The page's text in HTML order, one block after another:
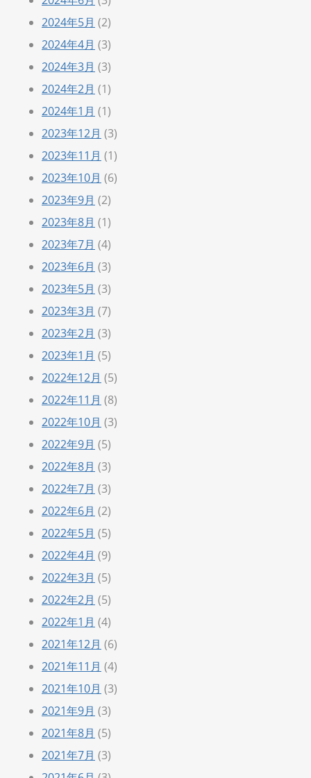
2024年5月 (2)
2024年4月 (3)
2024年3月 (3)
2024年2月 (1)
2024年1月 (1)
2023年12月 (3)
2023年11月 (1)
2023年10月 (6)
2023年9月 (2)
2023年8月 (1)
2023年7月 (4)
2023年6月 (3)
2023年5月 (3)
2023年3月 (7)
2023年2月 (3)
2023年1月 (5)
2022年12月 (5)
2022年11月 (8)
2022年10月 (3)
2022年9月 (5)
2022年8月 (3)
2022年7月 (3)
2022年6月 (2)
2022年5月 (5)
2022年4月 (9)
2022年3月 (5)
2022年2月 (5)
2022年1月 (4)
2021年12月 (6)
2021年11月 (4)
2021年10月 (3)
2021年9月 (3)
2021年8月 (5)
2021年7月 (3)